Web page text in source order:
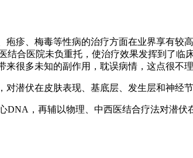
疹、梅毒等性病的治疗方面在业界享有较
合医院未负重托，使治疗效果发挥到了临
很多未知的副作用，耽误病情，这点很不
潜伏在皮肤表现、基底层、发生层和神经
，再辅以物理、中西医结合疗法对潜